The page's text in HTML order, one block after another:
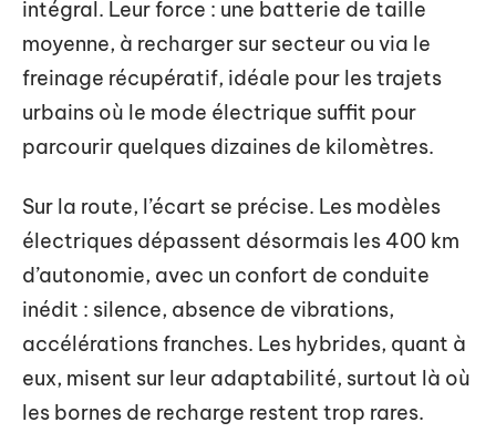
intégral. Leur force : une batterie de taille
moyenne, à recharger sur secteur ou via le
freinage récupératif, idéale pour les trajets
urbains où le mode électrique suffit pour
parcourir quelques dizaines de kilomètres.
Sur la route, l’écart se précise. Les modèles
électriques dépassent désormais les 400 km
d’autonomie, avec un confort de conduite
inédit : silence, absence de vibrations,
accélérations franches. Les hybrides, quant à
eux, misent sur leur adaptabilité, surtout là où
les bornes de recharge restent trop rares.